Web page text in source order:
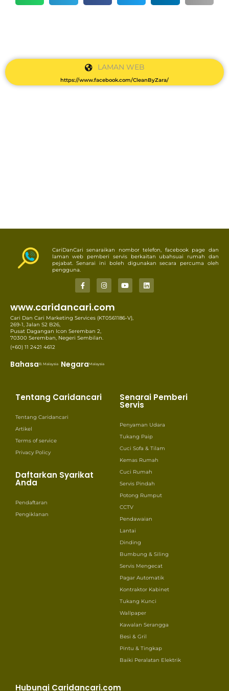
LAMAN WEB
https://www.facebook.com/CleanByZara/
CariDanCari senaraikan nombor telefon, facebook page dan
laman web pemberi servis berkaitan ubahsuai rumah dan
pejabat. Senarai ini boleh digunakan secara percuma oleh
pengguna.
www.caridancari.com
Cari Dan Cari Marketing Services (KT0561186-V),
269-1, Jalan S2 B26,
Pusat Dagangan Icon Seremban 2,
70300 Seremban, Negeri Sembilan.
(+60) 11 2421 4612
BahasaB. Malaysia NegaraMalaysia
Tentang Caridancari
Tentang Caridancari
Artikel
Terms of service
Privacy Policy
Daftarkan Syarikat
Anda
Pendaftaran
Pengiklanan
Senarai Pemberi
Servis
Penyaman Udara
Tukang Paip
Cuci Sofa & Tilam
Kemas Rumah
Cuci Rumah
Servis Pindah
Potong Rumput
CCTV
Pendawaian
Lantai
Dinding
Bumbung & Siling
Servis Mengecat
Pagar Automatik
Kontraktor Kabinet
Tukang Kunci
Wallpaper
Kawalan Serangga
Besi & Gril
Pintu & Tingkap
Baiki Peralatan Elektrik
Hubungi Caridancari.com